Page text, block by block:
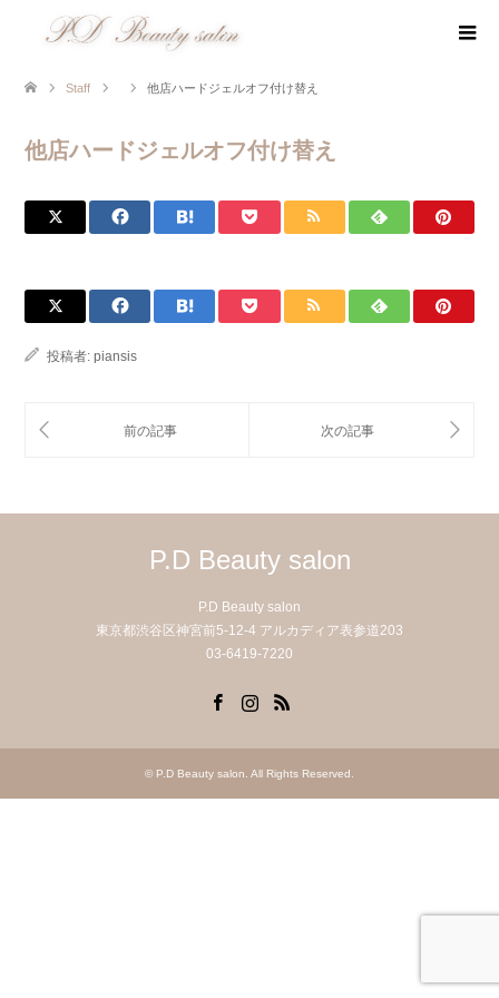
Staff 他店ハードジェルオフ付け替え
他店ハードジェルオフ付け替え
投稿者: piansis
P.D Beauty salon
P.D Beauty salon
東京都渋谷区神宮前5-12-4 アルカディア表参道203
03-6419-7220
© P.D Beauty salon . All Rights Reserved.